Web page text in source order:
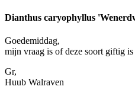
Dianthus caryophyllus
Goedemiddag,
mijn vraag is of deze soort giftig
Gr,
Huub Walraven